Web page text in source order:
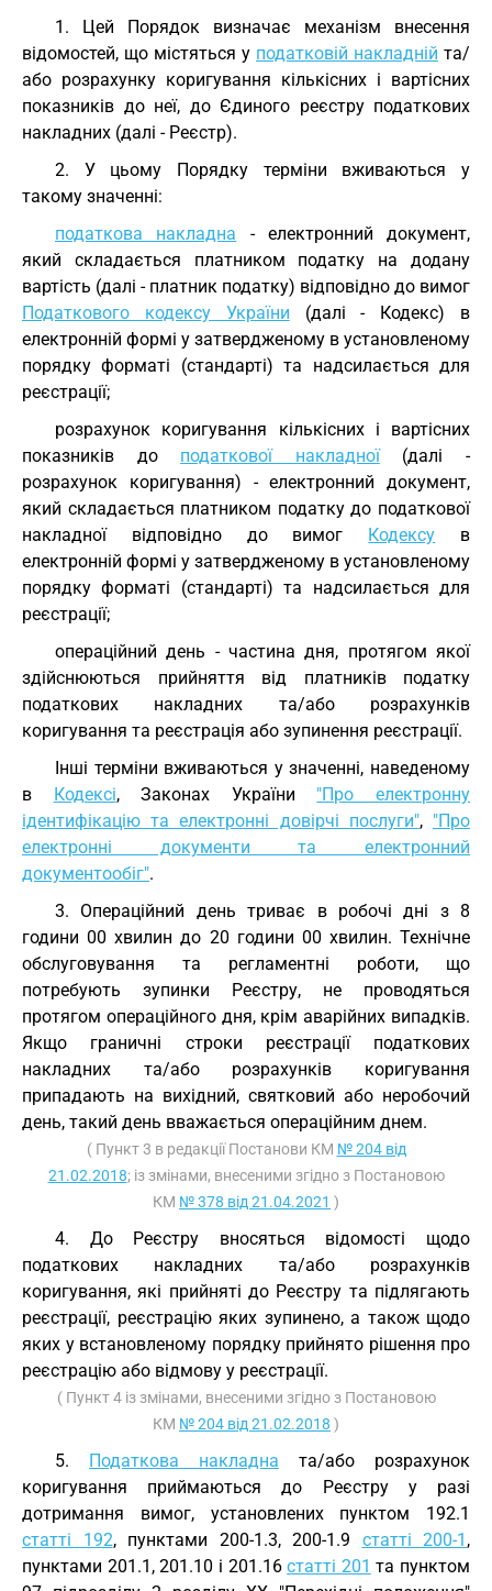
1. Цей Порядок визначає механізм внесення
відомостей, що містяться у податковій накладній та/
або розрахунку коригування кількісних і вартісних
показників до неї, до Єдиного реєстру податкових
накладних (далі - Реєстр).
2. У цьому Порядку терміни вживаються у
такому значенні:
податкова накладна - електронний документ,
який складається платником податку на додану
вартість (далі - платник податку) відповідно до вимог
Податкового кодексу України (далі - Кодекс) в
електронній формі у затвердженому в установленому
порядку форматі (стандарті) та надсилається для
реєстрації;
розрахунок коригування кількісних і вартісних
показників до податкової накладної(далі -
розрахунок коригування) - електронний документ,
який складається платником податку до податкової
накладної відповідно до вимог Кодексу в
електронній формі у затвердженому в установленому
порядку форматі (стандарті) та надсилається для
реєстрації;
операційний день - частина дня, протягом якої
здійснюються прийняття від платників податку
податкових накладних та/або розрахунків
коригування та реєстрація або зупинення реєстрації.
Інші терміни вживаються у значенні, наведеному
в Кодексі, Законах України "Про електронну
ідентифікацію та електронні довірчі послуги", "Про
електронні документи та електронний
документообіг".
3. Операційний день триває в робочі дні з 8
години 00 хвилин до 20 години 00 хвилин. Технічне
обслуговування та регламентні роботи, що
потребують зупинки Реєстру, не проводяться
протягом операційного дня, крім аварійних випадків.
Якщо граничні строки реєстрації податкових
накладних та/або розрахунків коригування
припадають на вихідний, святковий або неробочий
день, такий день вважається операційним днем.
( Пункт 3 в редакції Постанови КМ № 204 від
21.02.2018; із змінами, внесеними згідно з Постановою
КМ № 378 від 21.04.2021 )
4. До Реєстру вносяться відомості щодо
податкових накладних та/або розрахунків
коригування, які прийняті до Реєстру та підлягають
реєстрації, реєстрацію яких зупинено, а також щодо
яких у встановленому порядку прийнято рішення про
реєстрацію або відмову у реєстрації.
( Пункт 4 із змінами, внесеними згідно з Постановою
КМ № 204 від 21.02.2018 )
5. Податкова накладна та/або розрахунок
коригування приймаються до Реєстру у разі
дотримання вимог, установлених пунктом 192.1
статті 192, пунктами 200-1.3, 200-1.9 статті 200-1 ,
пунктами 201.1, 201.10 і 201.16статті 201 та пунктом